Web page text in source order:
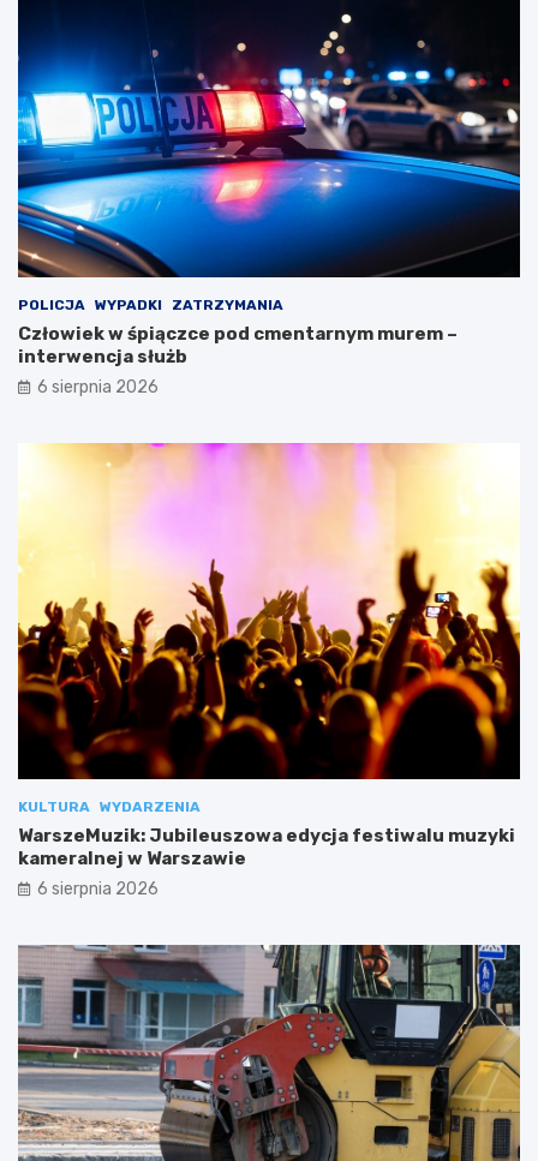
POLICJA WYPADKI ZATRZYMANIA
Człowiek w śpiączce pod cmentarnym murem –
interwencja służb
6 sierpnia 2026
KULTURA WYDARZENIA
WarszeMuzik: Jubileuszowa edycja festiwalu muzyki
kameralnej w Warszawie
6 sierpnia 2026